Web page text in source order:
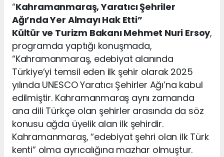
“Kahramanmaraş, Yaratıcı Şehriler
Ağı’nda Yer Almayı Hak Etti”
Kültür ve Turizm Bakanı Mehmet Nuri Ersoy,
programda yaptığı konuşmada,
“Kahramanmaraş, edebiyat alanında
Türkiye’yi temsil eden ilk şehir olarak 2025
yılında UNESCO Yaratıcı Şehirler Ağı’na kabul
edilmiştir. Kahramanmaraş aynı zamanda
ana dili Türkçe olan şehirler arasında da söz
konusu ağda üyelik alan ilk şehirdir.
Kahramanmaraş, “edebiyat şehri olan ilk Türk
kenti” olma ayrıcalığına mazhar olmuştur.